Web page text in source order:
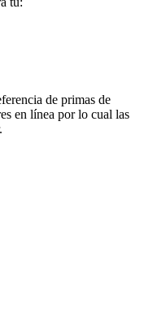
de primas de
en línea por lo cual las